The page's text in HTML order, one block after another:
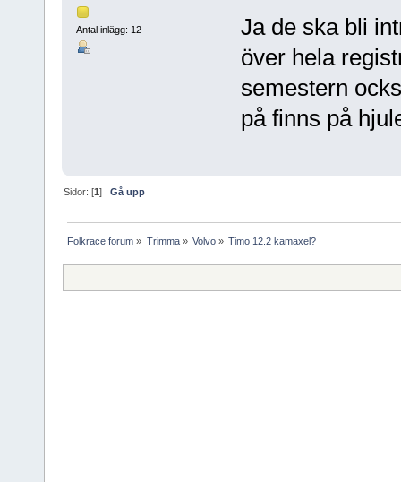
Antal inlägg: 12
Ja de ska bli
över hela
semestern
på finns på
Sidor: [1]Gå upp
Folkrace forum » Trimma» Volvo» Timo 12.2 kamaxel?